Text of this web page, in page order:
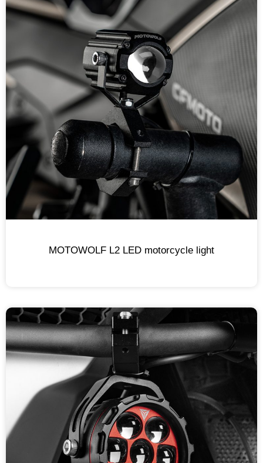
MOTOWOLF L2 LED motorcycle light